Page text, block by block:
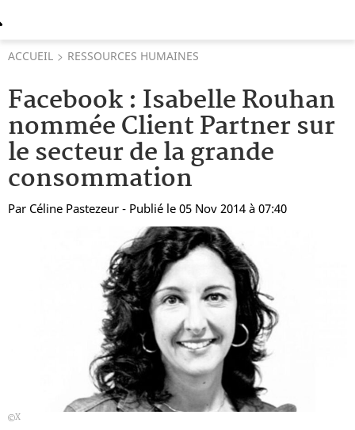
ACCUEIL RESSOURCES HUMAINES
Facebook : Isabelle Rouhan
nommée Client Partner sur
le secteur de la grande
consommation
Par Céline Pastezeur - Publié le 05 Nov 2014 à 07:40
X